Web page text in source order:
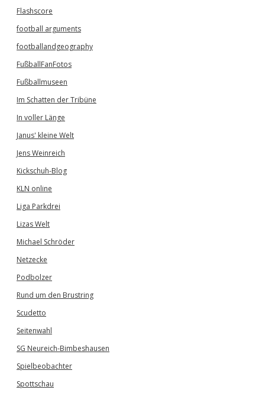
Flashscore
football arguments
footballandgeography
FußballFanFotos
Fußballmuseen
Im Schatten der Tribüne
In voller Länge
Janus' kleine Welt
Jens Weinreich
Kickschuh-Blog
KLN online
Liga Parkdrei
Lizas Welt
Michael Schröder
Netzecke
Podbolzer
Rund um den Brustring
Scudetto
Seitenwahl
SG Neureich-Bimbeshausen
Spielbeobachter
Spottschau